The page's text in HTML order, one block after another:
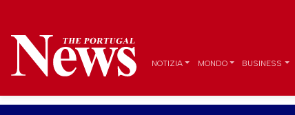
NOTIZIA MONDO BUSINESS